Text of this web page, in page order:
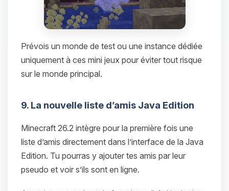
Prévois un monde de test ou une instance dédiée
uniquement à ces mini jeux pour éviter tout risque
sur le monde principal.
9. La nouvelle liste d’amis Java Edition
Minecraft 26.2 intègre pour la première fois une
liste d’amis directement dans l’interface de la Java
Edition. Tu pourras y ajouter tes amis par leur
pseudo et voir s’ils sont en ligne.